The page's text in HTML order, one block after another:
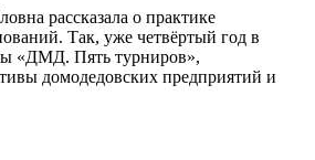
рассказала о практике
Так, уже четвёртый год в
«ДМД. Пять турниров»,
домодедовских предприятий и